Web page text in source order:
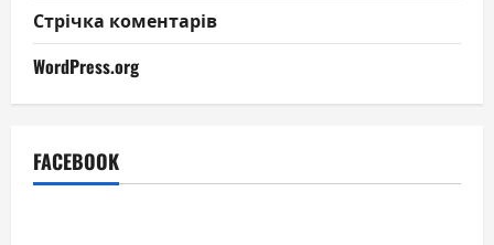
Стрічка коментарів
WordPress.org
FACEBOOK